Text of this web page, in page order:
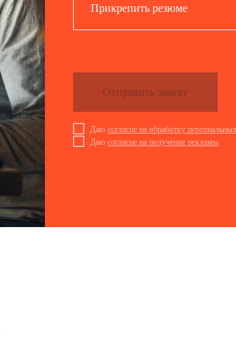
Прикрепить резюме
Отправить заявку
Даю согласие на обработку
Даю согласие на получение рекламы